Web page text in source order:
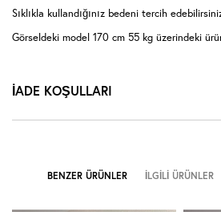
Sıklıkla kullandığınız bedeni tercih
Görseldeki model 170 cm 55 kg üzerindeki
İADE KOŞULLARI
BENZER ÜRÜNLER İLGILI ÜRÜNLER